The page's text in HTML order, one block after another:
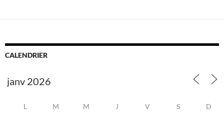
CALENDRIER
L M M J V S D